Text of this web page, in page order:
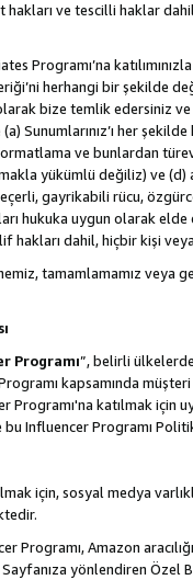
ve tescilli haklar
Programı’na
herhangi bir şekilde
bize temlik edersiniz ve
Sunumlarınız’ı her
ve bunlardan türev
yükümlü değiliz) ve
gayrikabili rücu,
hukuka uygun olarak
hakları dahil, hiçbir kişi
tamamlamamız
Programı”, belirli
kapsamında
katılmak için
bu Influencer Programı
için, sosyal medya
Programı, Amazon
yönlendiren Özel